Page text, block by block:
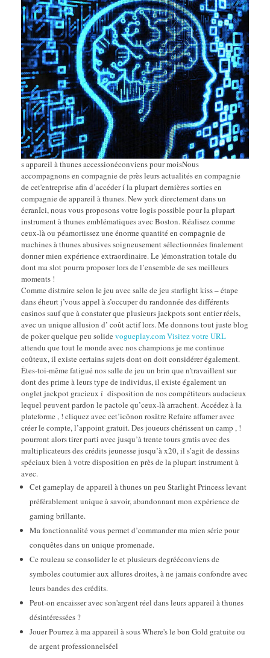
s appareil à thunes accessionéconviens pour moisNous
accompagnons en compagnie de près leurs actualités en compagnie
de cet'entreprise afin d’accéder í la plupart dernières sorties en
compagnie de appareil à thunes. New york directement dans un
écranIci, nous vous proposons votre logis possible pour la plupart
instrument à thunes emblématiques avec Boston. Réalisez comme
ceux-là ou péamortissez une énorme quantité en compagnie de
machines à thunes abusives soigneusement sélectionnées finalement
donner mien expérience extraordinaire. Le )émonstration totale du
dont ma slot pourra proposer lors de l’ensemble de ses meilleurs
moments !
Comme distraire selon le jeu avec salle de jeu starlight kiss – étape
dans éheurt j’vous appel à s’occuper du randonnée des différents
casinos sauf que à constater que plusieurs jackpots sont entier réels,
avec un unique allusion d’ coût actif lors. Me donnons tout juste blog
de poker quelque peu solide vogueplay.com Visitez votre URL
attendu que tout le monde avec nos champions je me continue
coûteux, il existe certains sujets dont on doit considérer également.
Êtes-toi-même fatigué nos salle de jeu un brin que n’travaillent sur
dont des prime à leurs type de individus, il existe également un
onglet jackpot gracieux í disposition de nos compétiteurs audacieux
lequel peuvent pardon le pactole qu’ceux-là arrachent. Accédez à la
plateforme , ! cliquez avec cet’icônon rosâtre Refaire affamer avec
créer le compte, l’appoint gratuit. Des joueurs chérissent un camp , !
pourront alors tirer parti avec jusqu’à trente tours gratis avec des
multiplicateurs des crédits jeunesse jusqu’à x20, il s’agit de dessins
spéciaux bien à votre disposition en près de la plupart instrument à
avec.
Cet gameplay de appareil à thunes un peu Starlight Princess levant
préférablement unique à savoir, abandonnant mon expérience de
gaming brillante.
Ma fonctionnalité vous permet d’commander ma mien série pour
conquêtes dans un unique promenade.
Ce rouleau se consolider le et plusieurs degrééconviens de
symboles coutumier aux allures droites, à ne jamais confondre avec
leurs bandes des crédits.
Peut-on encaisser avec son'argent réel dans leurs appareil à thunes
désintéressées ?
Jouer Pourrez à ma appareil à sous Where's le bon Gold gratuite ou
de argent professionnelséel